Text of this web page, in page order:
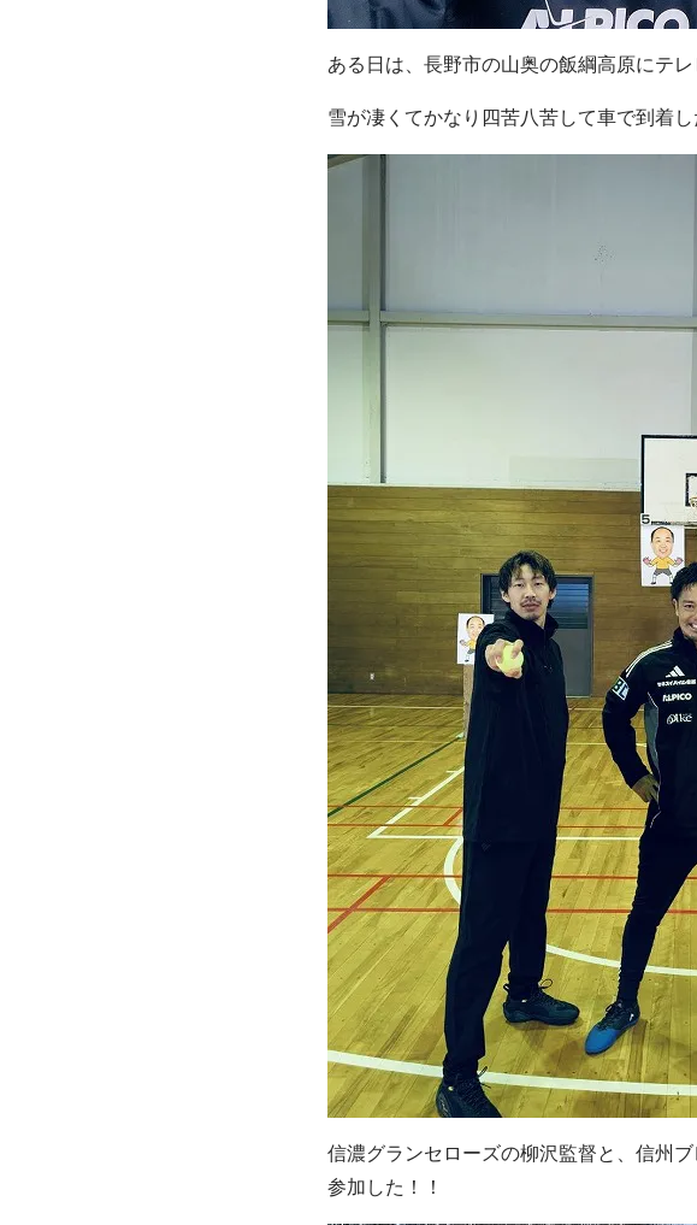
ある日は、長野市の山奥の飯綱高原にテ
雪が凄くてかなり四苦八苦して車で到着
信濃グランセローズの柳沢監督と、信州
参加した！！